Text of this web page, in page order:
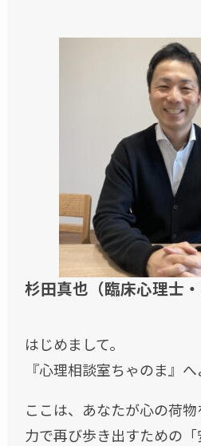
杉田真也（臨床心理士・
はじめまして。
『心理相談室ちゃのま』へ
ここは、あなたが心の荷
力で再び歩き出すための「